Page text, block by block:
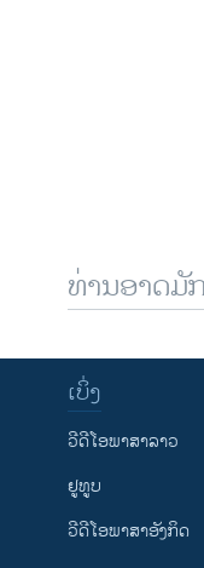
ທ່ານອາດມັ
ເບິ່ງ
ວີດີໂອພາສາລາວ
ຢູທູບ
ວີດີໂອພາສາອັງກິດ